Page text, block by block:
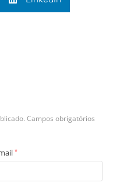
Campos obrigatórios
*